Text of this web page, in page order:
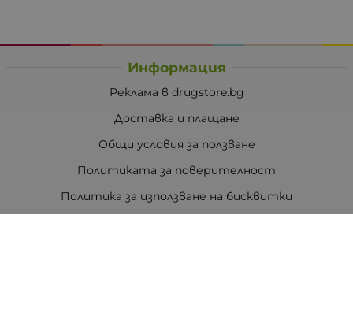
Информация
Реклама в drugstore.bg
Доставка и плащане
Общи условия за ползване
Политиката за поверителност
Политика за използване на бисквитки